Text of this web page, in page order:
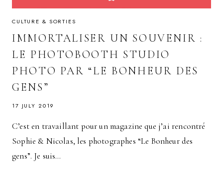
CULTURE & SORTIES
IMMORTALISER UN SOUVENIR :
LE PHOTOBOOTH STUDIO
PHOTO PAR “LE BONHEUR DES
GENS”
17 JULY 2019
C’est en travaillant pour un magazine que j’ai rencontré
Sophie & Nicolas, les photographes “Le Bonheur des
gens”. Je suis…